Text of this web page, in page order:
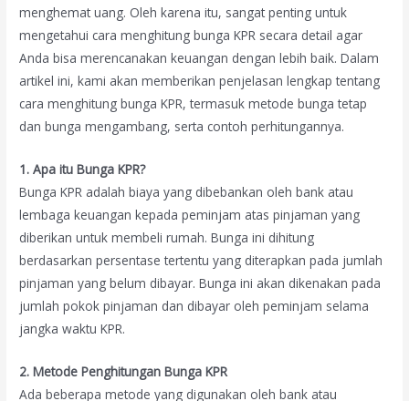
menghemat uang. Oleh karena itu, sangat penting untuk
mengetahui cara menghitung bunga KPR secara detail agar
Anda bisa merencanakan keuangan dengan lebih baik. Dalam
artikel ini, kami akan memberikan penjelasan lengkap tentang
cara menghitung bunga KPR, termasuk metode bunga tetap
dan bunga mengambang, serta contoh perhitungannya.
1. Apa itu Bunga KPR?
Bunga KPR adalah biaya yang dibebankan oleh bank atau
lembaga keuangan kepada peminjam atas pinjaman yang
diberikan untuk membeli rumah. Bunga ini dihitung
berdasarkan persentase tertentu yang diterapkan pada jumlah
pinjaman yang belum dibayar. Bunga ini akan dikenakan pada
jumlah pokok pinjaman dan dibayar oleh peminjam selama
jangka waktu KPR.
2. Metode Penghitungan Bunga KPR
Ada beberapa metode yang digunakan oleh bank atau